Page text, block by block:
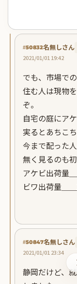
#50832名無しさん
2021/01/01 19:42
でも、市場で
住む人は現物
ぞ。
自宅の庭にア
実るとあちこ
今まで配った
無く見るのも
アケビ出荷量
ビワ出荷量＿
#50847名無しさん
2021/01/01 23:34
静岡だけど、